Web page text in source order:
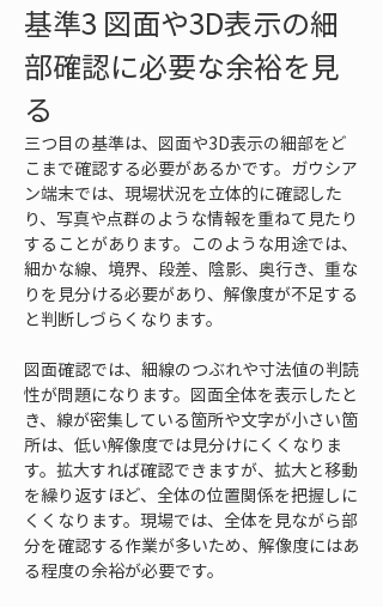
基準3 図面や3D表示の細
部確認に必要な余裕を見
る
三つ目の基準は、図面や3D表示の細部をど
こまで確認する必要があるかです。ガウシア
ン端末では、現場状況を立体的に確認した
り、写真や点群のような情報を重ねて見たり
することがあります。このような用途では、
細かな線、境界、段差、陰影、奥行き、重な
りを見分ける必要があり、解像度が不足する
と判断しづらくなります。
図面確認では、細線のつぶれや寸法値の判読
性が問題になります。図面全体を表示したと
き、線が密集している箇所や文字が小さい箇
所は、低い解像度では見分けにくくなりま
す。拡大すれば確認できますが、拡大と移動
を繰り返すほど、全体の位置関係を把握しに
くくなります。現場では、全体を見ながら部
分を確認する作業が多いため、解像度にはあ
る程度の余裕が必要です。